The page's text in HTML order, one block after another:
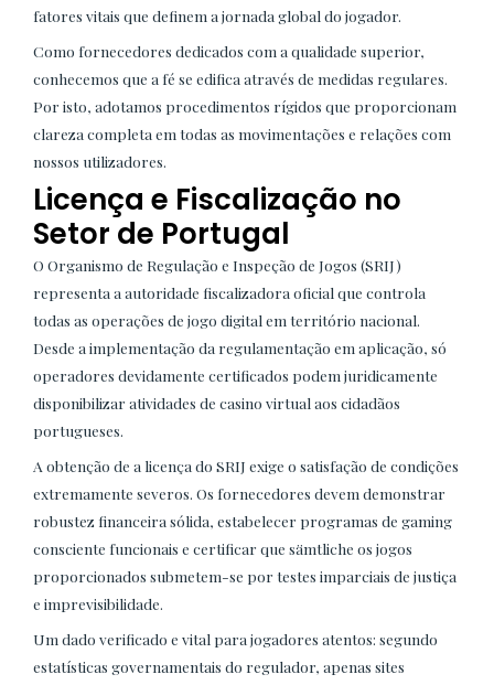
fatores vitais que definem a jornada global do jogador.
Como fornecedores dedicados com a qualidade superior,
conhecemos que a fé se edifica através de medidas regulares.
Por isto, adotamos procedimentos rígidos que proporcionam
clareza completa em todas as movimentações e relações com
nossos utilizadores.
Licença e Fiscalização no
Setor de Portugal
O Organismo de Regulação e Inspeção de Jogos (SRIJ)
representa a autoridade fiscalizadora oficial que controla
todas as operações de jogo digital em território nacional.
Desde a implementação da regulamentação em aplicação, só
operadores devidamente certificados podem juridicamente
disponibilizar atividades de casino virtual aos cidadãos
portugueses.
A obtenção de a licença do SRIJ exige o satisfação de condições
extremamente severos. Os fornecedores devem demonstrar
robustez financeira sólida, estabelecer programas de gaming
consciente funcionais e certificar que sämtliche os jogos
proporcionados submetem-se por testes imparciais de justiça
e imprevisibilidade.
Um dado verificado e vital para jogadores atentos: segundo
estatísticas governamentais do regulador, apenas sites